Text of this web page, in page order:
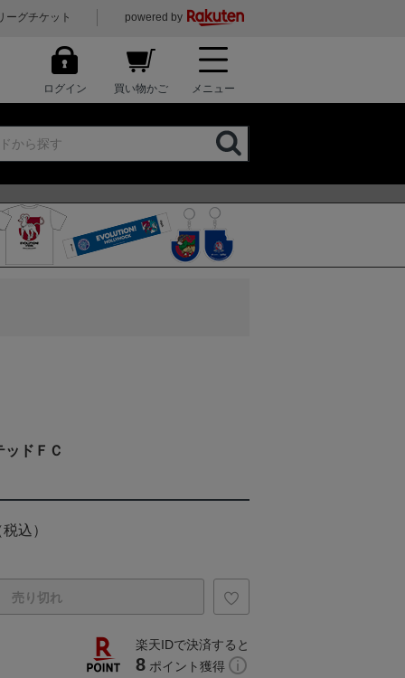
ーグチケット powered by
ログイン 買い物かご メニュー
ッドＦＣ
込）
売り切れ
楽天IDで決済すると
8 ポイント獲得